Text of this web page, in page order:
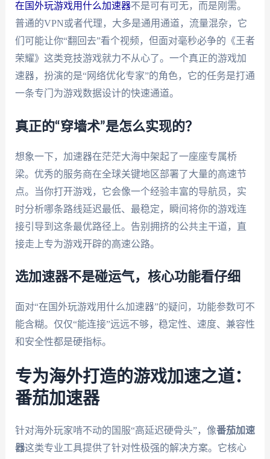
在国外玩游戏用什么加速器不是可有可无，而是刚需。
普通的VPN或者代理，大多是通用通道，流量混杂，它
们可能让你“翻回去”看个视频，但面对毫秒必争的《王者
荣耀》这类竞技游戏就力不从心了。一个真正的游戏加
速器，扮演的是“网络优化专家”的角色，它的任务是打通
一条专门为游戏数据设计的快速通道。
真正的“穿墙术”是怎么实现的？
想象一下，加速器在茫茫大海中架起了一座座专属桥
梁。优秀的服务商在全球关键地区部署了大量的高速节
点。当你打开游戏，它会像一个经验丰富的导航员，实
时分析哪条路线延迟最低、最稳定，瞬间将你的游戏连
接引导到这条最优路径上。告别拥挤的公共主干道，直
接走上专为游戏开辟的高速公路。
选加速器不是碰运气，核心功能看仔细
面对“在国外玩游戏用什么加速器”的疑问，功能参数可不
能含糊。仅仅“能连接”远远不够，稳定性、速度、兼容性
和安全性都是硬指标。
专为海外打造的游戏加速之道：
番茄加速器
针对海外玩家啃不动的国服“高延迟硬骨头”，像番茄加速
器这类专业工具提供了针对性极强的解决方案。它核心